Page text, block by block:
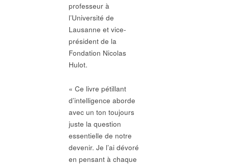
professeur à
l’Université de
Lausanne et vice-
président de la
Fondation Nicolas
Hulot.
« Ce livre pétillant
d’intelligence aborde
avec un ton toujours
juste la question
essentielle de notre
devenir. Je l’ai dévoré
en pensant à chaque